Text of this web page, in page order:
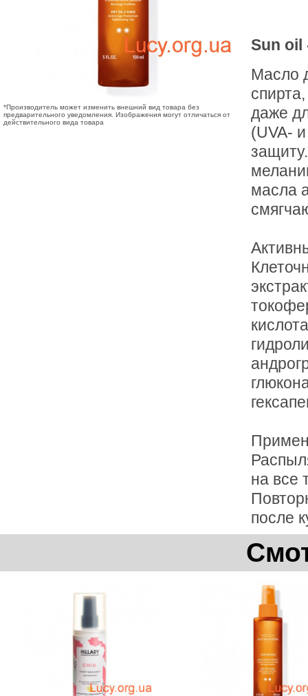
*Производитель может изменить внешний вид товара без
предварительного уведомления. Изображения могут отличаться от
действительного вида товара
Sun oil
Масло
даже
(UVA-
масла
на все
после